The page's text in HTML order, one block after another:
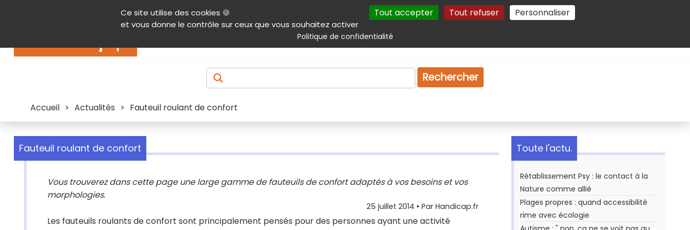
Ce site utilise des cookies 🍪
et vous donne le contrôle sur ceux que vous souhaitez activer
Tout accepter Tout refuser Personnaliser
Politique de confidentialité
Contenu Aide et accessibilité Menu principal Autres services Plan du site Gestion des cookies
Produits & services Emploi Droit
Rechercher
Accueil > Actualités > Fauteuil roulant de confort
Fauteuil roulant de confort
Vous trouverez dans cette page une large gamme de fauteuils de confort adaptés à vos besoins et vos
morphologies.
25 juillet 2014 • Par Handicap.fr
Les fauteuils roulants de confort sont principalement pensés pour des personnes ayant une activité
Toute l'actu.
Rétablissement Psy : le contact à la
Nature comme allié
Plages propres : quand accessibilité
rime avec écologie